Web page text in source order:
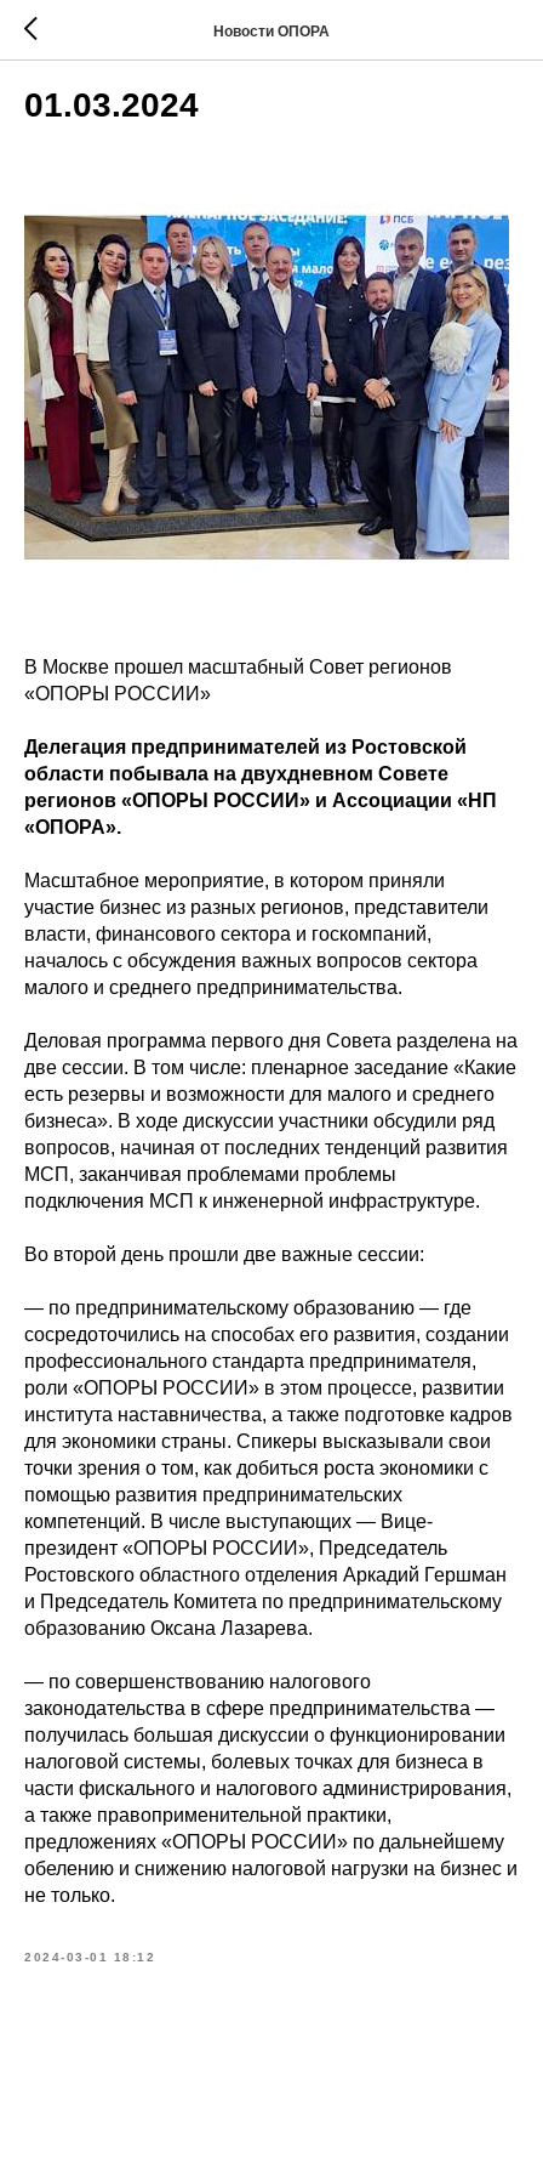
Новости ОПОРА
01.03.2024
В Москве прошел масштабный Совет регионов
«ОПОРЫ РОССИИ»
Делегация предпринимателей из Ростовской
области побывала на двухдневном Совете
регионов «ОПОРЫ РОССИИ» и Ассоциации «НП
«ОПОРА».
Масштабное мероприятие, в котором приняли
участие бизнес из разных регионов, представители
власти, финансового сектора и госкомпаний,
началось с обсуждения важных вопросов сектора
малого и среднего предпринимательства.
Деловая программа первого дня Совета разделена на
две сессии. В том числе: пленарное заседание «Какие
есть резервы и возможности для малого и среднего
бизнеса». В ходе дискуссии участники обсудили ряд
вопросов, начиная от последних тенденций развития
МСП, заканчивая проблемами проблемы
подключения МСП к инженерной инфраструктуре.
Во второй день прошли две важные сессии:
— по предпринимательскому образованию — где
сосредоточились на способах его развития, создании
профессионального стандарта предпринимателя,
роли «ОПОРЫ РОССИИ» в этом процессе, развитии
института наставничества, а также подготовке кадров
для экономики страны. Спикеры высказывали свои
точки зрения о том, как добиться роста экономики с
помощью развития предпринимательских
компетенций. В числе выступающих — Вице-
президент «ОПОРЫ РОССИИ», Председатель
Ростовского областного отделения Аркадий Гершман
и Председатель Комитета по предпринимательскому
образованию Оксана Лазарева.
— по совершенствованию налогового
законодательства в сфере предпринимательства —
получилась большая дискуссии о функционировании
налоговой системы, болевых точках для бизнеса в
части фискального и налогового администрирования,
а также правоприменительной практики,
предложениях «ОПОРЫ РОССИИ» по дальнейшему
обелению и снижению налоговой нагрузки на бизнес и
не только.
2024-03-01 18:12